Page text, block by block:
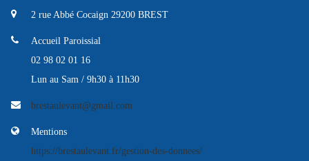
2 rue Abbé Cocaign 29200 BREST
Accueil Paroissial
02 98 02 01 16
Lun au Sam / 9h30 à 11h30
brestaulevant@gmail.com
Mentions
https://brestaulevant.fr/gestion-des-donnees/